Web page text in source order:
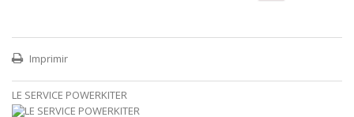
Imprimir
LE SERVICE POWERKITER